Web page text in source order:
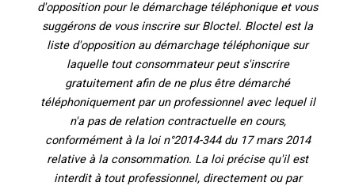
d'opposition pour le démarchage téléphonique et vous
suggérons de vous inscrire sur Bloctel. Bloctel est la
liste d'opposition au démarchage téléphonique sur
laquelle tout consommateur peut s'inscrire
gratuitement afin de ne plus être démarché
téléphoniquement par un professionnel avec lequel il
n'a pas de relation contractuelle en cours,
conformément à la loi n°2014-344 du 17 mars 2014
relative à la consommation. La loi précise qu'il est
interdit à tout professionnel, directement ou par